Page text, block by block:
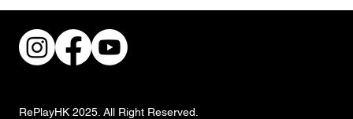
RePlayHK 2025. All Right Reserved.